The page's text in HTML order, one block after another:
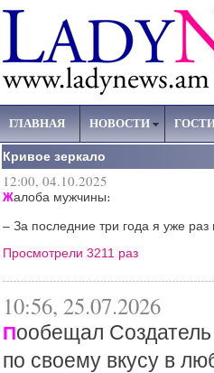
ГЛАВНАЯ НОВОСТИ
Кривое зеркало
12:00, 04.10.2025
Жалоба мужчины։
– За последние три года я уже
Просмотрели 3211 раз
10:56, 25.07.2026
Пообещал
по своему вкусу в